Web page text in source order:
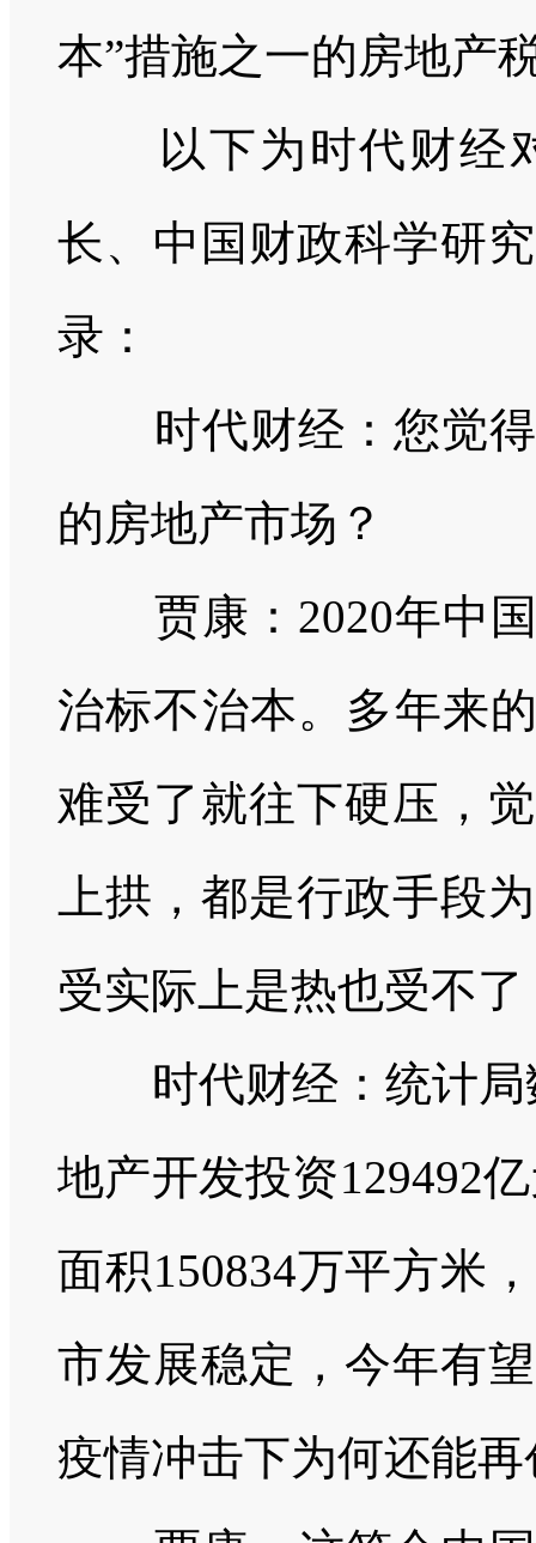
本”措施之一的房地产
以下为时代财经
长、中国财政科学研
录：
时代财经：您觉
的房地产市场？
贾康： 2020年中
治标不治本。多年来
难受了就往下硬压，
上拱，都是行政手段
受实际上是热也受不
时代财经：统计
地产开发投资129492
面积150834万平方米
市发展稳定，今年有
疫情冲击下为何还能